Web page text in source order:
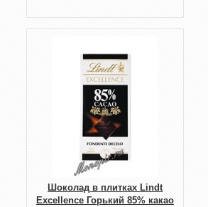
Шоколад в плитках Lindt
Excellence Горький 85% какао